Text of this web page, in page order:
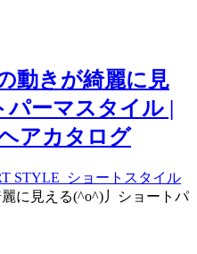
STYLE ショートスタイル
に見える(^o^)丿ショートパ